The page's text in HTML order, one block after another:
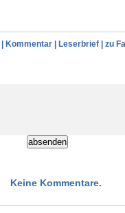
Kommentar Leserbrief zu
Keine Kommentare.